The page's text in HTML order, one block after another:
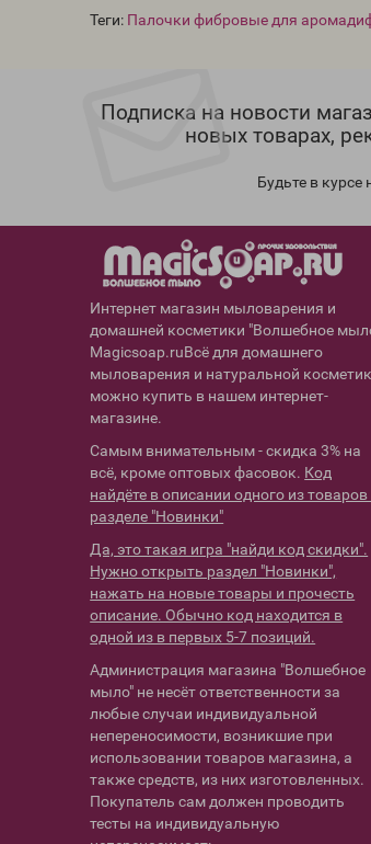
Теги: Палочки фибровые для
Подписка на новости
новых товарах,
Будьте в
Интернет магазин мыловарения и
домашней косметики "Волшебное
Magicsoap.ruВсё для домашнего
мыловарения и натуральной
можно купить в нашем интернет-
магазине.
Самым внимательным - скидка 3% на
всё, кроме оптовых фасовок. Код
найдёте в описании одного из товаров
разделе "Новинки"
Да, это такая игра "найди код скидки".
Нужно открыть раздел "Новинки",
нажать на новые товары и прочесть
описание. Обычно код находится в
одной из в первых 5-7 позиций.
Администрация магазина "Волшебное
мыло" не несёт ответственности за
любые случаи индивидуальной
непереносимости, возникшие при
использовании товаров магазина, а
также средств, из них изготовленных.
Покупатель сам должен проводить
тесты на индивидуальную